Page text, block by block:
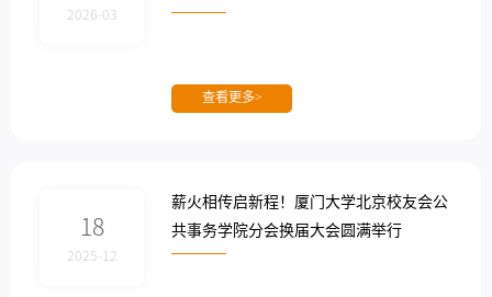
2026-03
查看更多>
18
2025-12
薪火相传启新程！厦门大学北京校友会公
共事务学院分会换届大会圆满举行